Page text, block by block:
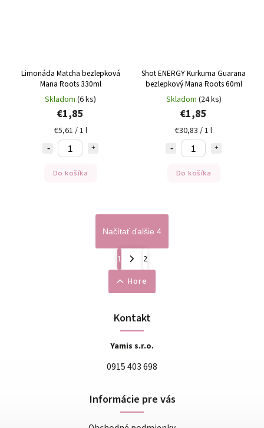
Limonáda Matcha bezlepková
Mana Roots 330ml
Skladom (6 ks)
€1,85
€5,61 / 1 l
Do košíka
Shot ENERGY Kurkuma Guarana
bezlepkový Mana Roots 60ml
Skladom (24 ks)
€1,85
€30,83 / 1 l
Do košíka
Načítať ďalšie 4
1
2
Hore
Kontakt
Yamis s.r.o.
0915 403 698
Informácie pre vás